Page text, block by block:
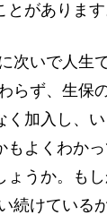
があります
次いで人生
らず、生保
く加入し、
もよくわか
うか。もし
続けている